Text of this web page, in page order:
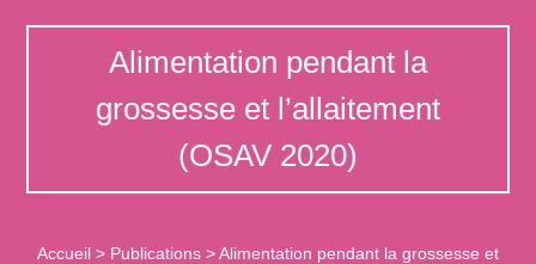
Alimentation pendant la
grossesse et l’allaitement
(OSAV 2020)
Accueil> Publications>Alimentation pendant la grossesse et